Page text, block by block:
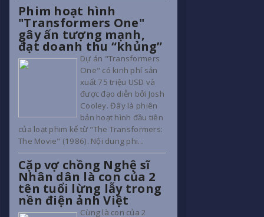
Phim hoạt hình
"Transformers One"
gây ấn tượng mạnh,
đạt doanh thu “khủng”
Dự án "Transformers
One" có kinh phí sản
xuất 75 triệu USD và
được đạo diễn bởi Josh
Cooley. Đây là phiên
bản hoạt hình đầu tiên
của loạt phim kể từ "The Transformers:
The Movie" (1986). Nội dung phi...
Cặp vợ chồng Nghệ sĩ
Nhân dân là con của 2
tên tuổi lừng lẫy trong
nền điện ảnh Việt
Cùng là con của 2